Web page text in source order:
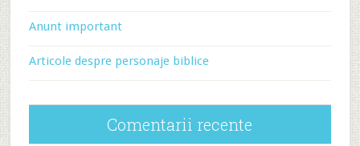
Anunt important
Articole despre personaje biblice
Comentarii recente